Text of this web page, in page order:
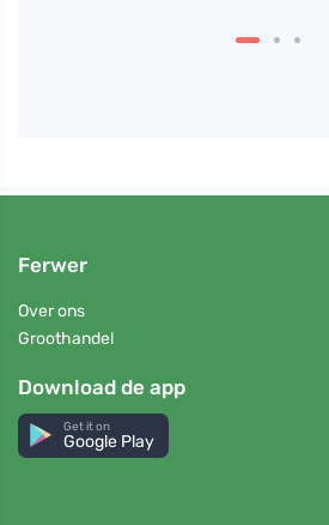
Ferwer
Over ons
Groothandel
Download de app
Get it on
Google Play